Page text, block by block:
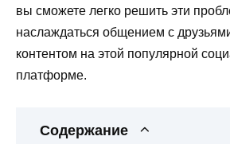
вы сможете легко решить эти
наслаждаться общением с
контентом на этой популярной
платформе.
Содержание